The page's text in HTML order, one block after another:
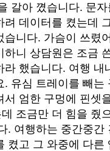
갈아 꼈습니다. 문
려 데이터를 켰는데
습니다. 가슴이 쓰렸
하니 상담원은 조금
라 했습니다. 여행 내
. 유심 트레이를 빼는
서 엄한 구멍에 핀셋
조금만 더 힘을 줬
. 여행하는 중간중간
켰고 그 와중에 다른